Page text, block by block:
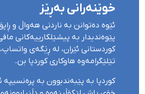
خوێنەرانی بەڕێز
ئێوە دەتوانن بە ناردنی هەواڵ و
پێوەندیدار بە پیشێلکارییەکانی
کوردستانی ئێران، لە ڕێگەی
تێلێگرامەوە هاوکاری کوردپا بن.
کوردپا بە پێبەندبوون بە پرەنسیپە